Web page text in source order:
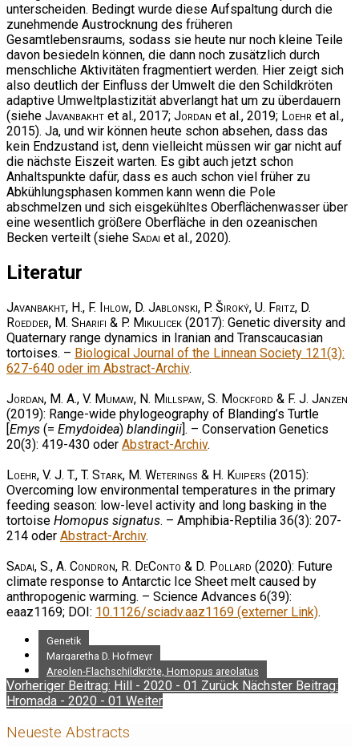
unterscheiden. Bedingt wurde diese Aufspaltung durch die
zunehmende Austrocknung des früheren
Gesamtlebensraums, sodass sie heute nur noch kleine Teile
davon besiedeln können, die dann noch zusätzlich durch
menschliche Aktivitäten fragmentiert werden. Hier zeigt sich
also deutlich der Einfluss der Umwelt die den Schildkröten
adaptive Umweltplastizität abverlangt hat um zu überdauern
(siehe Javanbakht et al., 2017; Jordan et al., 2019; Loehr et al.,
2015). Ja, und wir können heute schon absehen, dass das
kein Endzustand ist, denn vielleicht müssen wir gar nicht auf
die nächste Eiszeit warten. Es gibt auch jetzt schon
Anhaltspunkte dafür, dass es auch schon viel früher zu
Abkühlungsphasen kommen kann wenn die Pole
abschmelzen und sich eisgekühltes Oberflächenwasser über
eine wesentlich größere Oberfläche in den ozeanischen
Becken verteilt (siehe Sadai et al., 2020).
Literatur
Javanbakht, H., F. Ihlow, D. Jablonski, P. Široký, U. Fritz, D.
Roedder, M. Sharifi & P. Mikulicek (2017): Genetic diversity and
Quaternary range dynamics in Iranian and Transcaucasian
tortoises. – Biological Journal of the Linnean Society 121(3):
627-640 oder im Abstract-Archiv.
Jordan, M. A., V. Mumaw, N. Millspaw, S. Mockford & F. J. Janzen
(2019): Range-wide phylogeography of Blanding’s Turtle
[Emys (= Emydoidea) blandingii]. – Conservation Genetics
20(3): 419-430 oder Abstract-Archiv.
Loehr, V. J. T., T. Stark, M. Weterings & H. Kuipers (2015):
Overcoming low environmental temperatures in the primary
feeding season: low-level activity and long basking in the
tortoise Homopus signatus. – Amphibia-Reptilia 36(3): 207-
214 oder Abstract-Archiv.
Sadai, S., A. Condron, R. DeConto & D. Pollard (2020): Future
climate response to Antarctic Ice Sheet melt caused by
anthropogenic warming. – Science Advances 6(39):
eaaz1169; DOI: 10.1126/sciadv.aaz1169 (externer Link).
Genetik
Margaretha D. Hofmeyr
Areolen-Flachschildkröte, Homopus areolatus
Vorheriger Beitrag: Hill - 2020 - 01 Zurück Nächster Beitrag:
Hromada - 2020 - 01 Weiter
Neueste Abstracts